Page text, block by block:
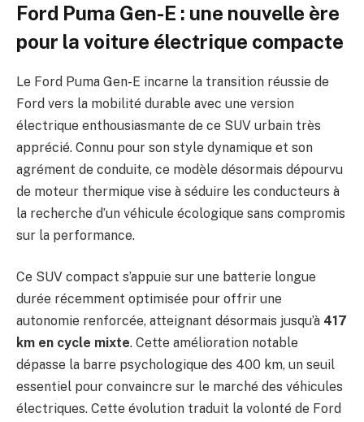
Ford Puma Gen-E : une nouvelle ère
pour la voiture électrique compacte
Le Ford Puma Gen-E incarne la transition réussie de
Ford vers la mobilité durable avec une version
électrique enthousiasmante de ce SUV urbain très
apprécié. Connu pour son style dynamique et son
agrément de conduite, ce modèle désormais dépourvu
de moteur thermique vise à séduire les conducteurs à
la recherche d’un véhicule écologique sans compromis
sur la performance.
Ce SUV compact s’appuie sur une batterie longue
durée récemment optimisée pour offrir une
autonomie renforcée, atteignant désormais jusqu’à 417
km en cycle mixte. Cette amélioration notable
dépasse la barre psychologique des 400 km, un seuil
essentiel pour convaincre sur le marché des véhicules
électriques. Cette évolution traduit la volonté de Ford